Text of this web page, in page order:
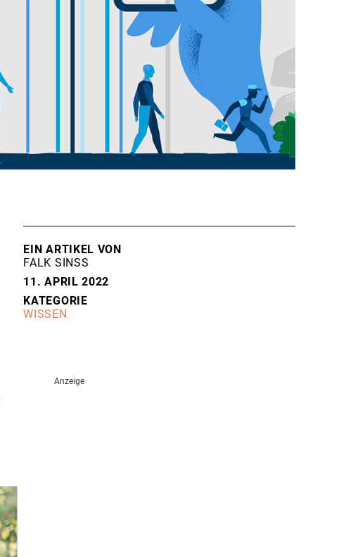
EIN ARTIKEL VON
FALK SINSS
11. APRIL 2022
KATEGORIE
WISSEN